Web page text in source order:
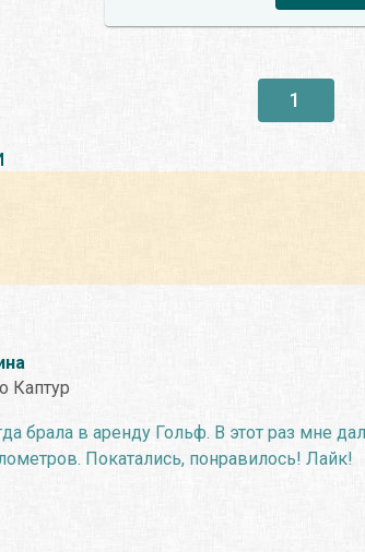
1
Каптур
брала в аренду Гольф. В этот раз мне
Покатались, понравилось! Лайк!